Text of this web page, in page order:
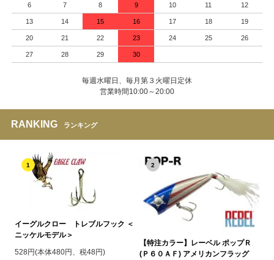
6 7 8 9 10 11 12
13 14 15 16 17 18 19
20 21 22 23 24 25 26
27 28 29 30
毎週水曜日、毎月第３火曜日定休
営業時間10:00～20:00
RANKING ランキング
1
イーグルクロー トレブルフック ＜
ニッケルモデル＞
528円(本体480円、税48円)
2
【特注カラー】レーベル ポップＲ
(Ｐ６０ＡＦ) アメリカンフラッグ